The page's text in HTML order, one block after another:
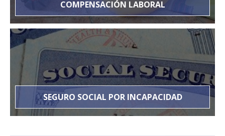
COMPENSACIÓN LABORAL
SEGURO SOCIAL POR INCAPACIDAD